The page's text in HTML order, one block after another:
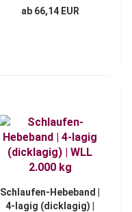
ab 66,14 EUR
Schlaufen-Hebeband |
4-lagig (dicklagig) |